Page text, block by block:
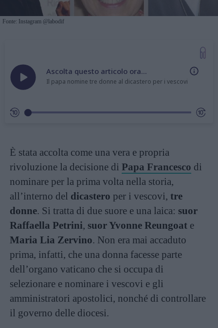
Fonte: Instagram @labodif
Ascolta questo articolo ora...
Il papa nomine tre donne al dicastero per i vescovi
È stata accolta come una vera e propria
rivoluzione la decisione di Papa Francesco di
nominare per la prima volta nella storia,
all’interno del dicastero per i vescovi, tre
donne. Si tratta di due suore e una laica: suor
Raffaella Petrini, suor Yvonne Reungoat e
Maria Lia Zervino. Non era mai accaduto
prima, infatti, che una donna facesse parte
dell’organo vaticano che si occupa di
selezionare e nominare i vescovi e gli
amministratori apostolici, nonché di controllare
il governo delle diocesi.